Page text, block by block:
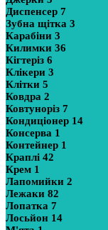
Диспенсер 7
Зубна щітка 3
Карабіни 3
Килимки 36
Кігтеріз 6
Клікери 3
Клітки 5
Ковдра 2
Ковтуноріз 7
Кондиціонер 14
Консерва 1
Контейнер 1
Краплі 42
Крем 1
Лапомийки 2
Лежаки 82
Лопатка 7
Лосьйон 14